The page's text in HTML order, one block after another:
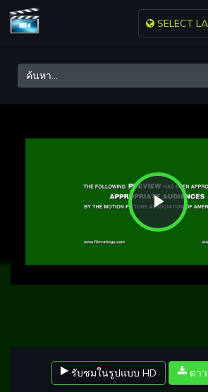
SELECT
Play
Video
รับชมในรูปแบบ HD ดาว